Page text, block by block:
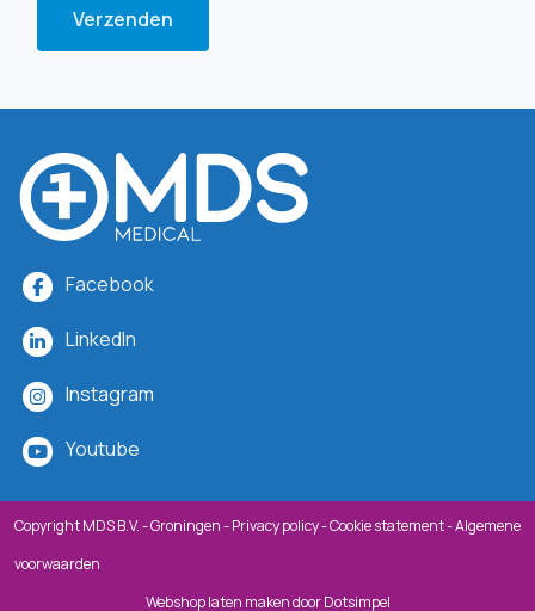
Verzenden
Facebook
LinkedIn
Instagram
Youtube
Copyright MDS B.V. - Groningen -Privacy policy-Cookie statement-Algemene
voorwaarden
Webshop laten makendoor Dotsimpel